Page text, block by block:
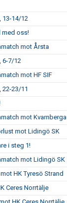
13-14/12
med oss!
mot Årsta
6-7/12
mot HF SIF
22-23/11
mot Kvarnberga
mot Lidingö SK
i steg 1!
mot Lidingö SK
HK Tyresö Strand
Ceres Norrtälje